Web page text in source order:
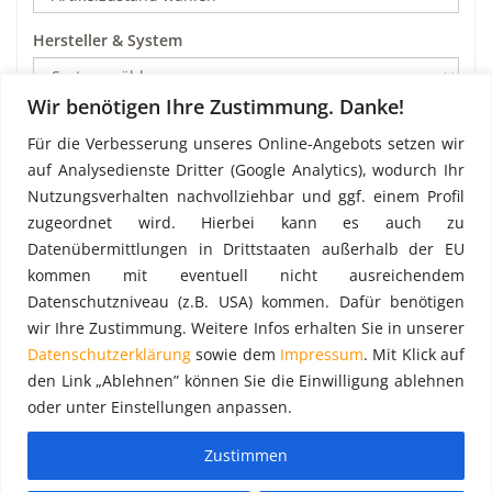
Wir benötigen Ihre Zustimmung. Danke!
Für die Verbesserung unseres Online-Angebots setzen wir
auf Analysedienste Dritter (Google Analytics), wodurch Ihr
Nutzungsverhalten nachvollziehbar und ggf. einem Profil
zugeordnet wird. Hierbei kann es auch zu
Datenübermittlungen in Drittstaaten außerhalb der EU
kommen mit eventuell nicht ausreichendem
Datenschutzniveau (z.B. USA) kommen. Dafür benötigen
wir Ihre Zustimmung. Weitere Infos erhalten Sie in unserer
Datenschutzerklärung sowie dem Impressum. Mit Klick auf
den Link „Ablehnen” können Sie die Einwilligung ablehnen
oder unter Einstellungen anpassen.
Zustimmen
Hersteller & System
Art
Preis pro m²